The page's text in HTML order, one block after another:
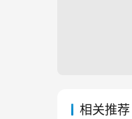
相关推荐